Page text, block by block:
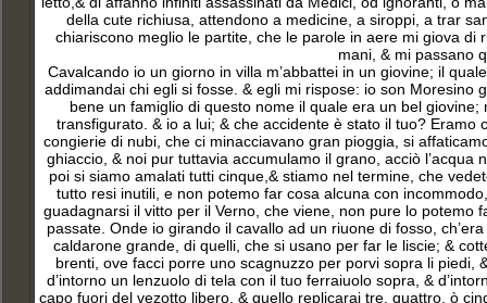
della cute richiusa, attendono a medicine, a siroppi, a trar
chiariscono meglio le partite, che le parole in aere mi giova
mani, & mi passano
Cavalcando io un giorno in villa m’abbattei in un giovine; il
addimandai chi egli si fosse. & egli mi rispose: io son
bene un famiglio di questo nome il quale era un bel
transfigurato. & io a lui; & che accidente è stato il tuo?
congierie di nubi, che ci minacciavano gran pioggia, si
ghiaccio, & noi pur tuttavia accumulamo il grano, acciò
poi si siamo amalati tutti cinque,& stiamo nel termine, che
tutto resi inutili, e non potemo far cosa alcuna con
guadagnarsi il vitto per il Verno, che viene, non pure lo
passate. Onde io girando il cavallo ad un riuone di fosso,
caldarone grande, di quelli, che si usano per far le liscie; &
brenti, ove facci porre uno scagnuzzo per porvi sopra li
d’intorno un lenzuolo di tela con il tuo ferraiuolo sopra, &
capo fuori del vezotto libero, & quello replicarai tre, quattro, ò